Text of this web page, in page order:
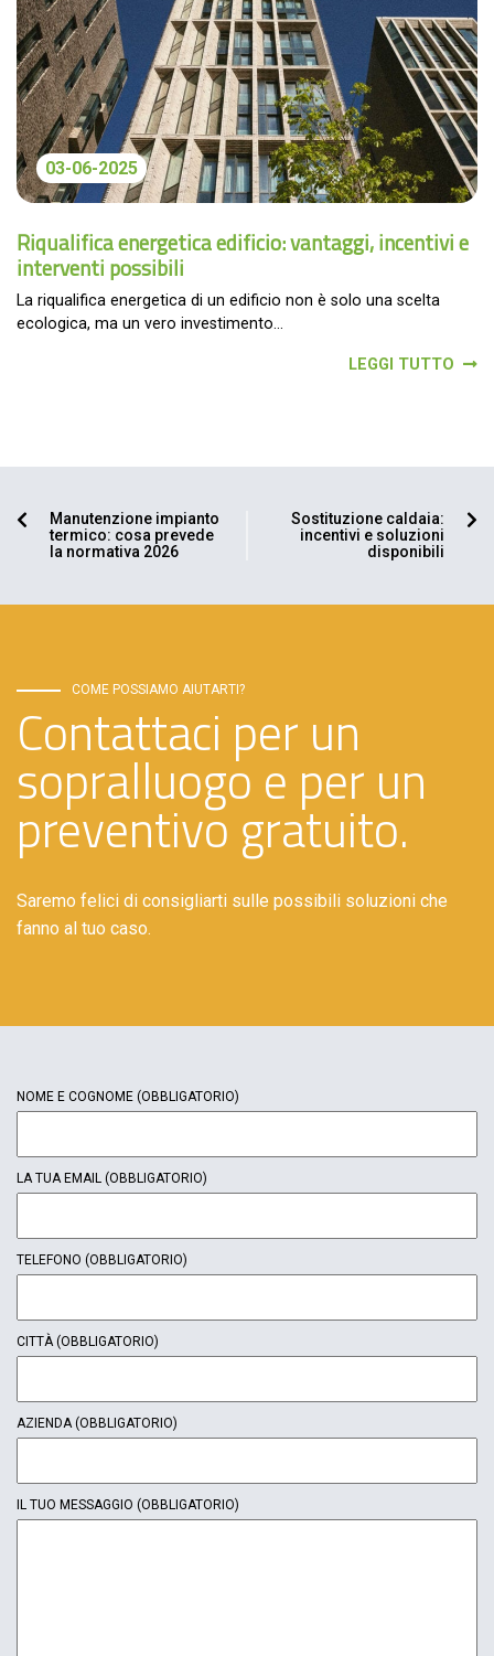
03-06-2025
Riqualifica energetica edificio: vantaggi, incentivi e
interventi possibili
La riqualifica energetica di un edificio non è solo una scelta
ecologica, ma un vero investimento...
LEGGI TUTTO
Manutenzione impianto
termico: cosa prevede
la normativa 2026
Sostituzione caldaia:
incentivi e soluzioni
disponibili
COME POSSIAMO AIUTARTI?
Contattaci per un
sopralluogo e per un
preventivo gratuito.
Saremo felici di consigliarti sulle possibili soluzioni che
fanno al tuo caso.
NOME E COGNOME (OBBLIGATORIO)
LA TUA EMAIL (OBBLIGATORIO)
TELEFONO (OBBLIGATORIO)
CITTÀ (OBBLIGATORIO)
AZIENDA (OBBLIGATORIO)
IL TUO MESSAGGIO (OBBLIGATORIO)